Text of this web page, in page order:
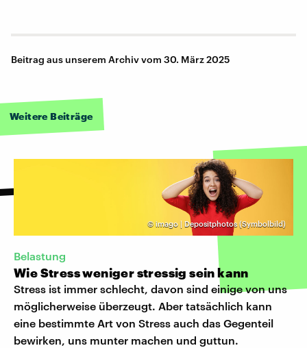
Beitrag aus unserem Archiv vom 30. März 2025
Weitere Beiträge
© imago | Depositphotos (Symbolbild)
Belastung
Wie Stress weniger stressig sein kann
Stress ist immer schlecht, davon sind einige von uns
möglicherweise überzeugt. Aber tatsächlich kann
eine bestimmte Art von Stress auch das Gegenteil
bewirken, uns munter machen und guttun.